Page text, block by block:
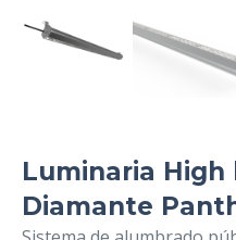
Luminaria High
Diamante